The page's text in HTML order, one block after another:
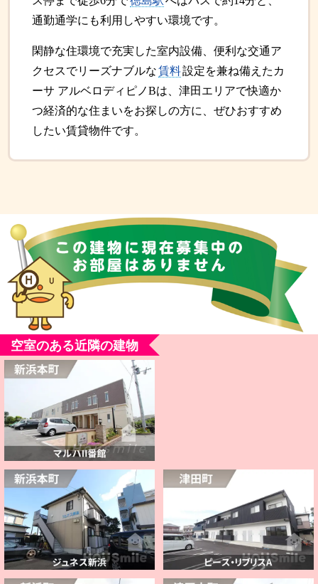
通勤通学にも利用しやすい環境です。
閑静な住環境で充実した室内設備、便利な交通ア
クセスでリーズナブルな賃料設定を兼ね備えたカ
ーサ アルベロディピノBは、津田エリアで快適か
つ経済的な住まいをお探しの方に、ぜひおすすめ
したい賃貸物件です。
空室のある近隣の建物